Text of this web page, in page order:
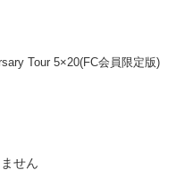
Tour 5×20(FC会員限定版)
せん